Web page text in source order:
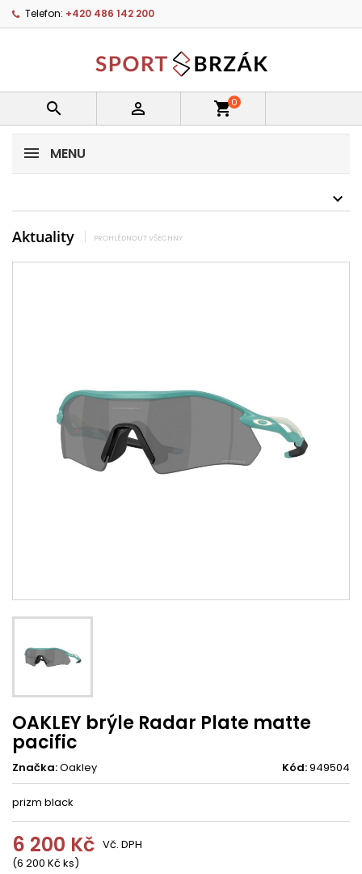
Telefon: +420 486 142 200
  shopping_cart0
MENU
Aktuality PROHLÉDNOUT VŠECHNY
OAKLEY brýle Radar Plate matte
pacific
Značka:Oakley Kód:949504
prizm black
6 200 Kč
(6 200 Kč ks)
Vč. DPH